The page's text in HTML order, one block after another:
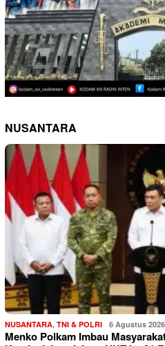
NUSANTARA
NUSANTARA, TNI & POLRI 6 Agustus 2026
Menko Polkam Imbau